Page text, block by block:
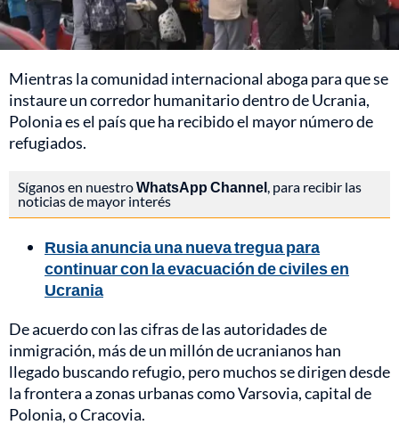
Mientras la comunidad internacional aboga para que se
instaure un corredor humanitario dentro de Ucrania,
Polonia es el país que ha recibido el mayor número de
refugiados.
Síganos en nuestroWhatsApp Channel , para recibir las
noticias de mayor interés
Rusia anuncia una nueva tregua para
continuar con la evacuación de civiles en
Ucrania
De acuerdo con las cifras de las autoridades de
inmigración, más de un millón de ucranianos han
llegado buscando refugio, pero muchos se dirigen desde
la frontera a zonas urbanas como Varsovia, capital de
Polonia, o Cracovia.